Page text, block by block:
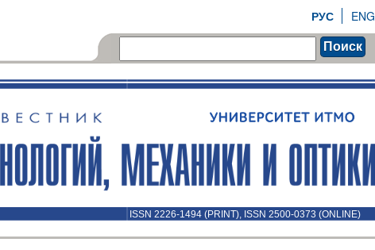
ENG
РУС
Поиск
ISSN 2226-1494 (PRINT), ISSN 2500-0373 (ONLINE)